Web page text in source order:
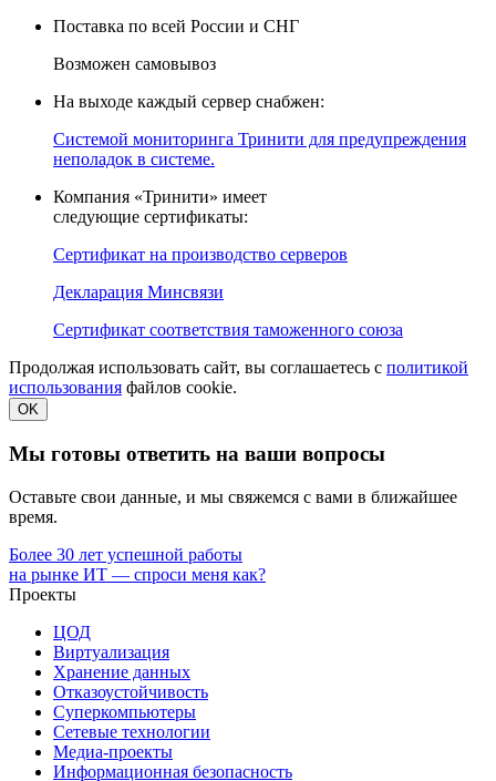
Поставка по всей России и СНГ
Возможен самовывоз
На выходе каждый сервер снабжен:
Системой мониторинга Тринити для предупреждения
неполадок в системе.
Компания «Тринити» имеет
следующие сертификаты:
Сертификат на производство серверов
Декларация Минсвязи
Сертификат соответствия таможенного союза
Продолжая использовать сайт, вы соглашаетесь с политикой
использования файлов cookie.
OK
Мы готовы ответить на ваши вопросы
Оставьте свои данные, и мы свяжемся с вами в ближайшее
время.
Более 30 лет успешной работы
на рынке ИТ — спроси меня как?
Проекты
ЦОД
Виртуализация
Хранение данных
Отказоустойчивость
Суперкомпьютеры
Сетевые технологии
Медиа-проекты
Информационная безопасность